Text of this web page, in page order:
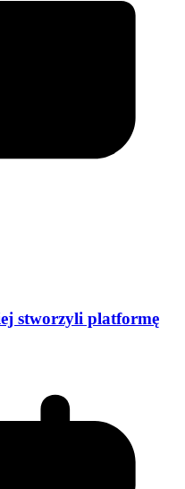
stworzyli platformę